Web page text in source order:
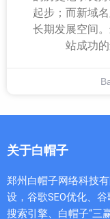
起步；而新域
长期发展空间
站成功
关于白帽子
郑州白帽子网络科技
设，谷歌SEO优化、
搜索引擎、白帽子“三